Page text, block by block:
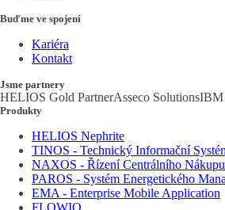
Buďme ve spojení
Kariéra
Kontakt
Jsme partnery
HELIOS Gold PartnerAsseco SolutionsIBM
Produkty
HELIOS Nephrite
TINOS - Technický Informační
NAXOS - Řízení Centrálního Nákupu
PAROS - Systém Energetického
EMA - Enterprise Mobile Application
FLOWIO